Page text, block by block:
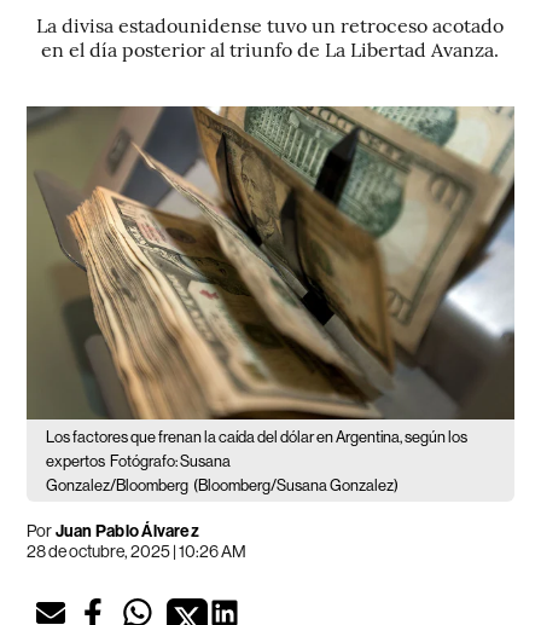
La divisa estadounidense tuvo un retroceso acotado
en el día posterior al triunfo de La Libertad Avanza.
Los factores que frenan la caída del dólar en Argentina, según los
expertos Fotógrafo: Susana
Gonzalez/Bloomberg (Bloomberg/Susana Gonzalez)
PorJuan Pablo Álvarez
28 de octubre, 2025 | 10:26 AM